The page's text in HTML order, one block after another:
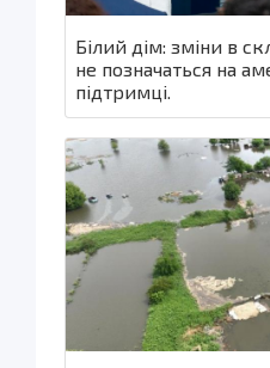
Білий дім: зміни в
не позначаться на
підтримці.